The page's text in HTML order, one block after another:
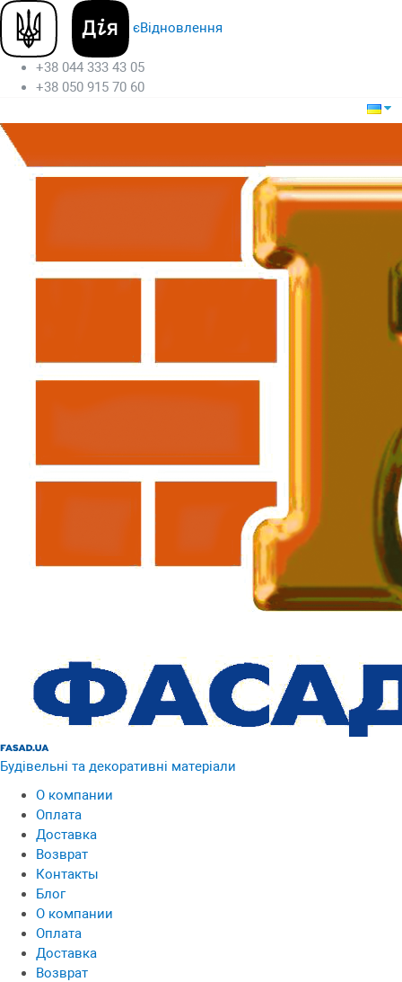
єВідновлення
+38 044 333 43 05
+38 050 915 70 60
Будівельні та декоративні матеріали
О компании
Оплата
Доставка
Возврат
Контакты
Блог
О компании
Оплата
Доставка
Возврат